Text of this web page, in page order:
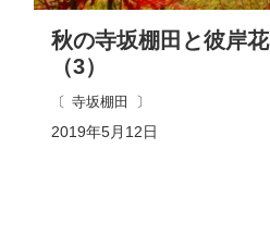
2019年5月12日
寺坂棚田
秋の寺坂棚田と彼岸花
（3）